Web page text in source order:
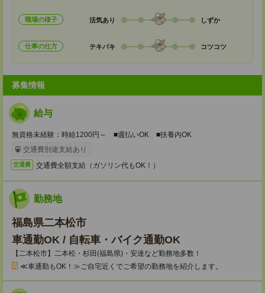
職場の様子 活気あり しずか
仕事の仕方 テキパキ コツコツ
募集情報
給与
無資格未経験：時給1200円～ ■週払いOK ■扶養内OK
交通費別途支給あり
交通費 交通費全額支給（ガソリン代もOK！）
勤務地
福島県二本松市
車通勤OK / 自転車・バイク通勤OK
【二本松市】二本松・杉田(福島県)・安達など勤務地多数！
≪車通勤もOK！≫ご自宅近くでご希望の勤務地を紹介します。